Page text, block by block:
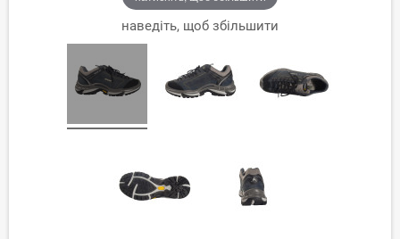
наведіть, щоб збільшити